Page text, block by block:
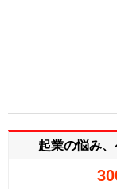
起業の悩み